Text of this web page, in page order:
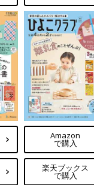
Amazon
で購入
楽天ブックス
で購入